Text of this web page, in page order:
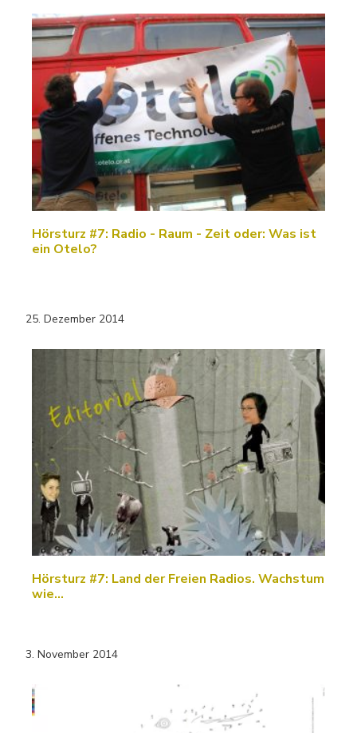
Hörsturz #7: Radio - Raum - Zeit oder: Was ist
ein Otelo?
25. Dezember 2014
Hörsturz #7: Land der Freien Radios. Wachstum
wie…
3. November 2014